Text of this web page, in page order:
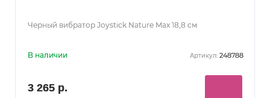
Черный вибратор Joystick Nature Max 18,8 см
В наличии Артикул: 248788
3 265 р.